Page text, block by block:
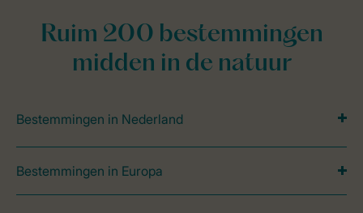
Ruim 200 bestemmingen
midden in de natuur
Bestemmingen in Nederland
Bestemmingen in Europa